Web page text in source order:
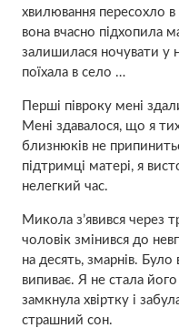
хвилювання пересохло в
вона вчасно підхопила
залишилася ночувати у
поїхала в село …
Перші півроку мені
Мені здавалося, що я
близнюків не
підтримці матері, я
нелегкий час.
Микола з’явився через
чоловік змінився до
на десять, змарнів.
випиває. Я не стала
замкнула хвіртку і
страшний сон.